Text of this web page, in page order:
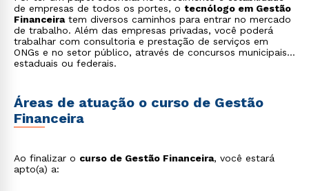
de empresas de todos os portes, o tecnólogo em Gestão
Financeiratem diversos caminhos para entrar no mercado
de trabalho. Além das empresas privadas, você poderá
trabalhar com consultoria e prestação de serviços em
ONGs e no setor público, através de concursos municipais,
estaduais ou federais.
Áreas de atuação o curso de Gestão
Financeira
Ao finalizar o curso de Gestão Financeira, você estará
apto(a) a: